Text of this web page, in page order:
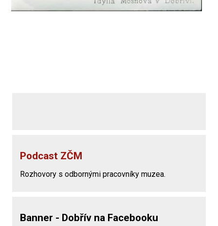
Podcast ZČM
Rozhovory s odbornými pracovníky muzea.
Banner - Dobřív na Facebooku